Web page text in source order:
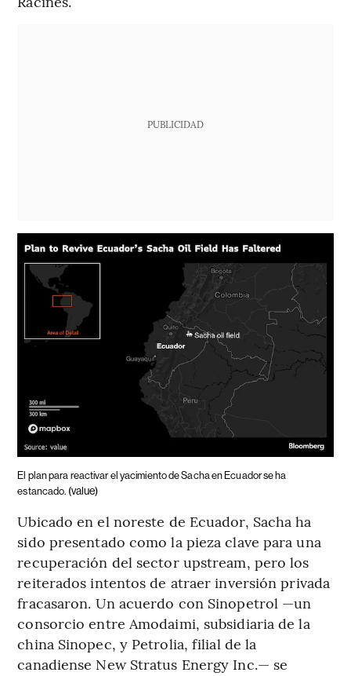
PUBLICIDAD
El plan para reactivar el yacimiento de Sacha en Ecuador se ha
estancado. (value)
Ubicado en el noreste de Ecuador, Sacha ha
sido presentado como la pieza clave para una
recuperación del sector upstream, pero los
reiterados intentos de atraer inversión privada
fracasaron. Un acuerdo con Sinopetrol —un
consorcio entre Amodaimi, subsidiaria de la
china Sinopec, y Petrolia, filial de la
canadiense New Stratus Energy Inc.— se